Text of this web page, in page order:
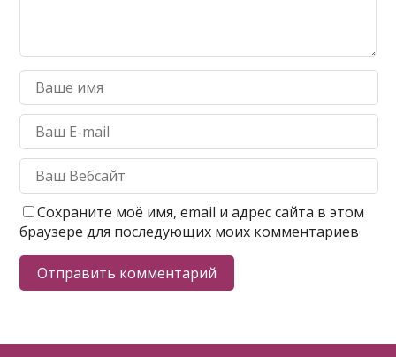
Сохраните моё имя, email и адрес сайта в этом
браузере для последующих моих комментариев